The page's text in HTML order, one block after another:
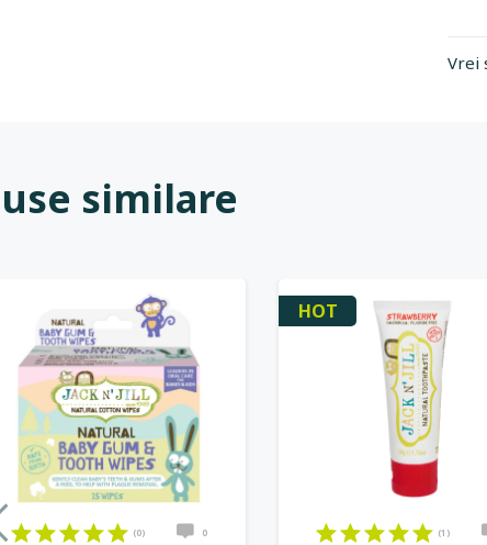
Vrei
similare
(0) 0
HOT
(1)
on
on on
on on
on on
on on
on on
on on
on on
on on
on